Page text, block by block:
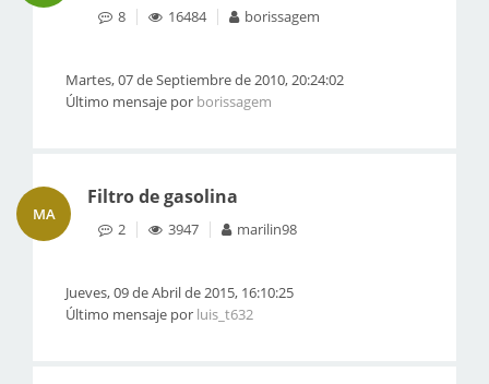
8 16484 borissagem
Martes, 07 de Septiembre de 2010, 20:24:02
Último mensaje por borissagem
MA
Filtro de gasolina
2 3947 marilin98
Jueves, 09 de Abril de 2015, 16:10:25
Último mensaje por luis_t632